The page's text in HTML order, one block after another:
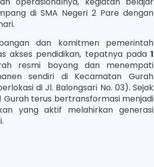
di SMA Negeri 2 Pare dengan
dan komitmen pemerintah
akses pendidikan, tepatnya pada 1
resmi boyong dan menempati
sendiri di Kecamatan Gurah
di Jl. Balongsari No. 03). Sejak
Gurah terus bertransformasi menjadi
yang aktif melahirkan generasi